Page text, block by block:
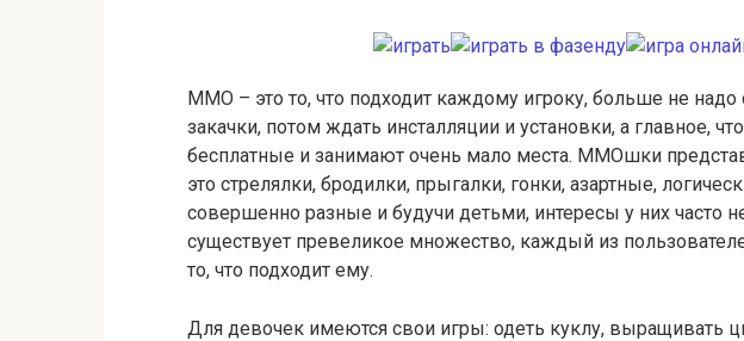
ММО – это то, что подходит каждому игроку, больше не надо
закачки, потом ждать инсталляции и установки, а главное,
бесплатные и занимают очень мало места. ММОшки
это стрелялки, бродилки, прыгалки, гонки, азартные,
совершенно разные и будучи детьми, интересы у них часто
существует превеликое множество, каждый из
то, что подходит ему.
Для девочек имеются свои игры: одеть куклу, выращивать